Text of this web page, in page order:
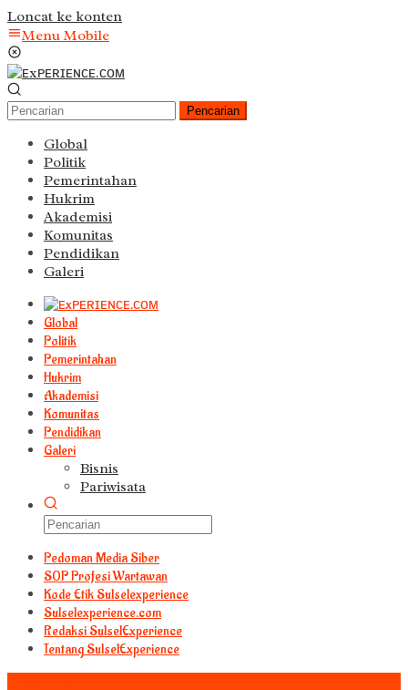
Loncat ke konten
Menu Mobile
Pencarian
Global
Politik
Pemerintahan
Hukrim
Akademisi
Komunitas
Pendidikan
Galeri
Global
Politik
Pemerintahan
Hukrim
Akademisi
Komunitas
Pendidikan
Galeri
Bisnis
Pariwisata
Pedoman Media Siber
S0P Profesi Wartawan
Kode Etik Sulselexperience
Sulselexperience.com
Redaksi SulselExperience
Tentang SulselExperience